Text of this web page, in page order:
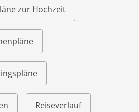
zur Hochzeit
Reiseverlauf